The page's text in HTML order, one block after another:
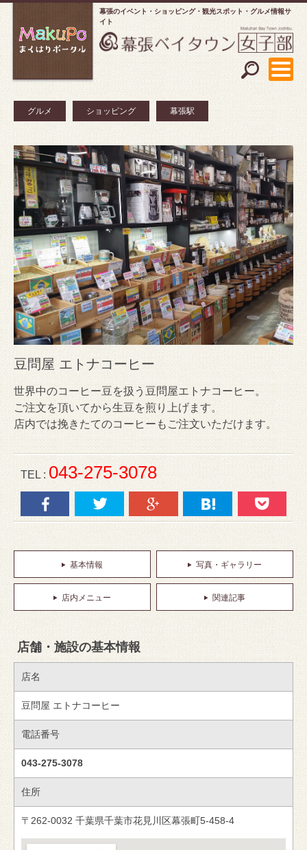
幕張のイベント・ショッピング
観光スポット・グルメ情報サ
イト
グルメ ショッピング 幕張駅
豆問屋 エトナコーヒー
世界中のコーヒー豆を扱う豆問屋エトナコーヒー。
ご注文を頂いてから生豆を煎り上げます。
店内では挽きたてのコーヒーもご注文いただけます。
TEL : 043-275-3078
基本情報 写真・ギャラリー
店内メニュー 関連記事
店舗・施設の基本情報
店名
豆問屋 エトナコーヒー
電話番号
043-275-3078
住所
〒262-0032 千葉県千葉市花見川区幕張町5-458-4